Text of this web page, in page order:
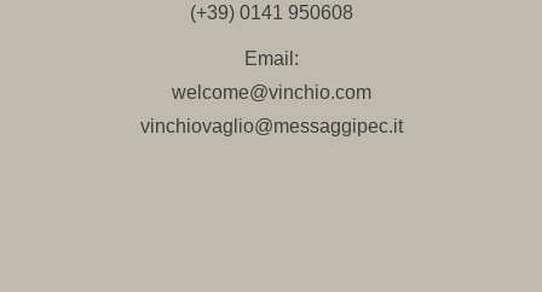
(+39) 0141 950608
Email:
welcome@vinchio.com
vinchiovaglio@messaggipec.it